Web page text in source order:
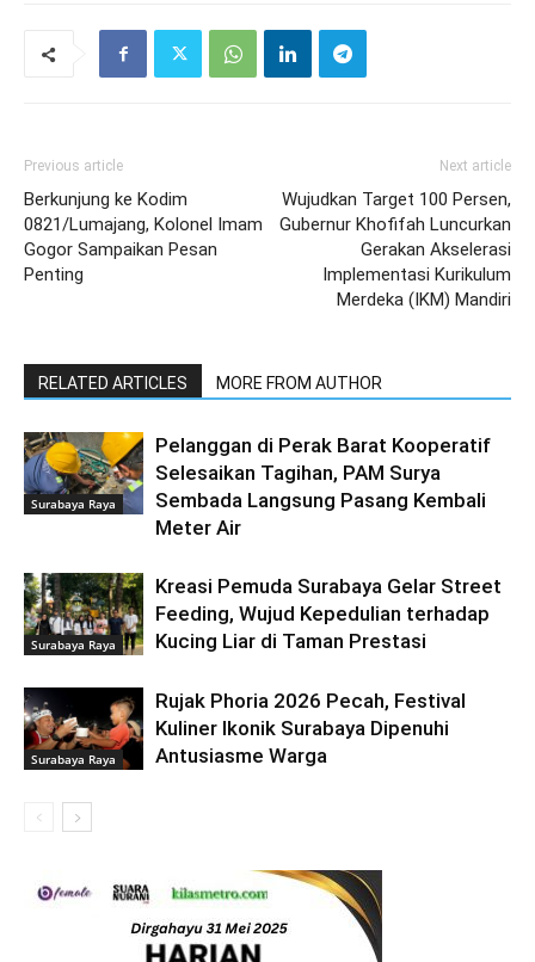
Previous article
Berkunjung ke Kodim
0821/Lumajang, Kolonel Imam
Gogor Sampaikan Pesan
Penting
Next article
Wujudkan Target 100 Persen,
Gubernur Khofifah Luncurkan
Gerakan Akselerasi
Implementasi Kurikulum
Merdeka (IKM) Mandiri
RELATED ARTICLES MORE FROM AUTHOR
Surabaya Raya
Pelanggan di Perak Barat Kooperatif
Selesaikan Tagihan, PAM Surya
Sembada Langsung Pasang Kembali
Meter Air
Surabaya Raya
Kreasi Pemuda Surabaya Gelar Street
Feeding, Wujud Kepedulian terhadap
Kucing Liar di Taman Prestasi
Surabaya Raya
Rujak Phoria 2026 Pecah, Festival
Kuliner Ikonik Surabaya Dipenuhi
Antusiasme Warga